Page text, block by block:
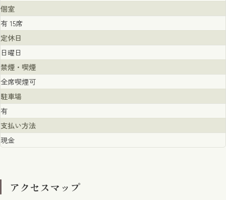
個室
有 15席
定休日
日曜日
禁煙・喫煙
全席喫煙可
駐車場
有
支払い方法
現金
アクセスマップ